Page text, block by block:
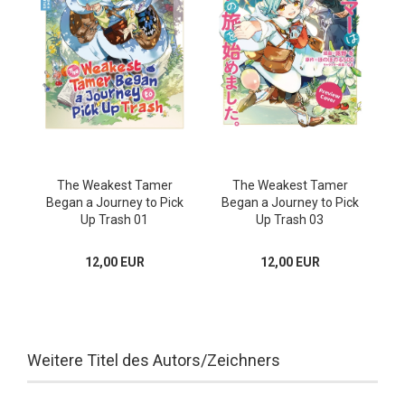
The Weakest Tamer
Began a Journey to Pick
Up Trash 01
12,00 EUR
The Weakest Tamer
Began a Journey to Pick
Up Trash 03
12,00 EUR
Weitere Titel des Autors/Zeichners